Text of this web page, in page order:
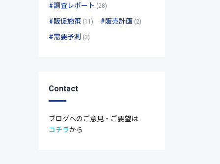
#調査レポート (28)
#販促施策(11) #販売計画 (2)
#需要予測 (3)
Contact
ブログへのご意見・ご要望は
コチラから